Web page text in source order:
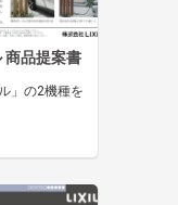
商品提案書
」の2機種を